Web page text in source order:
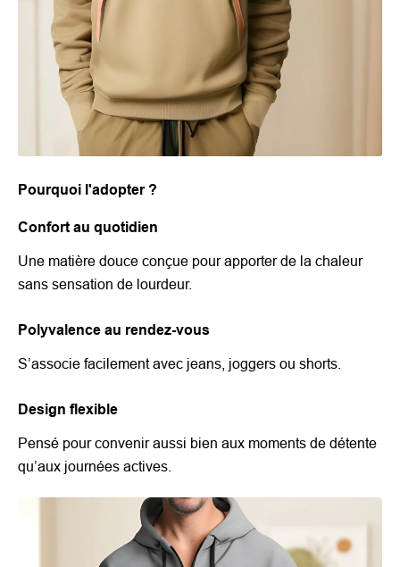
Pourquoi l'adopter ?
Confort au quotidien
Une matière douce conçue pour apporter de la chaleur
sans sensation de lourdeur.
Polyvalence au rendez-vous
S’associe facilement avec jeans, joggers ou shorts.
Design flexible
Pensé pour convenir aussi bien aux moments de détente
qu’aux journées actives.